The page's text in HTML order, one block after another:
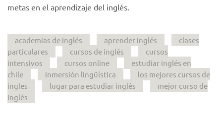
metas en el aprendizaje del inglés.
academias de inglés aprender inglés
clases
particulares
cursos de inglés
cursos
intensivos
cursos online
estudiar inglés en
chile
inmersión lingüística
los mejores cursos de
ingles
lugar para estudiar inglés
mejor curso de
inglés